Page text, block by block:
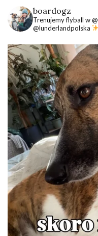
boardogz
Trenujemy flyball w
@lunderlandpolska